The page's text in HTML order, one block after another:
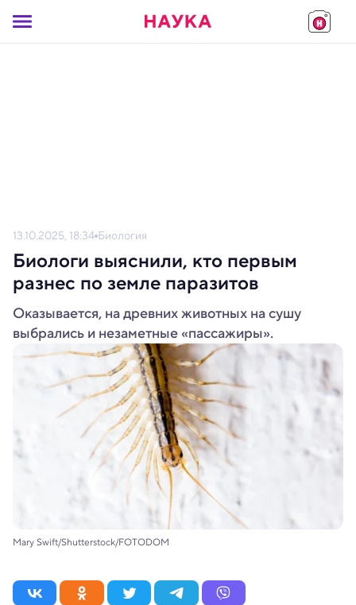
13.10.2025, 18:34 Биология
Биологи выяснили, кто первым
разнес по земле паразитов
Оказывается, на древних животных на сушу
выбрались и незаметные «пассажиры».
Mary Swift/Shutterstock/FOTODOM